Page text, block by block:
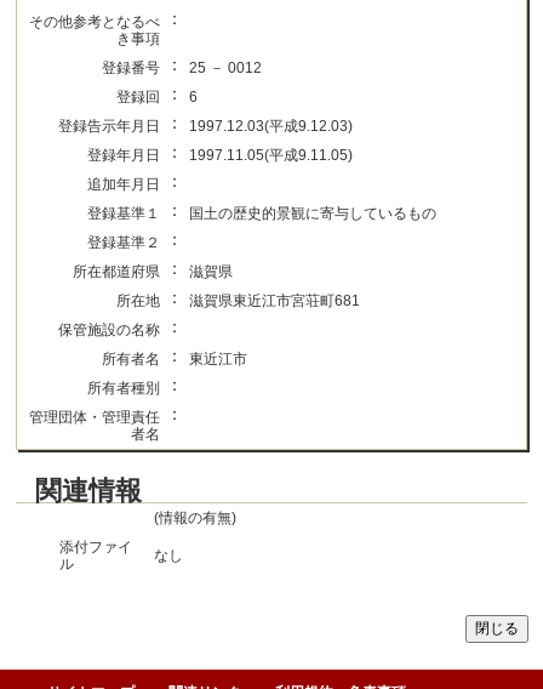
その他参考となるべ
き事項
：
登録番号 ：
25 － 0012
登録回
：
6
登録告示年月日
：
1997.12.03(平成9.12.03)
登録年月日
：
1997.11.05(平成9.11.05)
追加年月日
：
登録基準１ ：
国土の歴史的景観に寄与しているもの
登録基準２
：
所在都道府県 ：
滋賀県
所在地
：
滋賀県東近江市宮荘町681
保管施設の名称
：
所有者名 ：
東近江市
所有者種別
：
管理団体・管理責任
者名
：
関連情報
(情報の有無)
添付ファイ
ル
なし